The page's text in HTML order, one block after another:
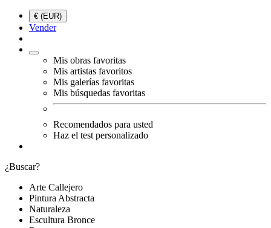
€ (EUR)
Vender
Mis obras favoritas
Mis artistas favoritos
Mis galerías favoritas
Mis búsquedas favoritas
Recomendados para usted
Haz el test personalizado
¿Buscar?
Arte Callejero
Pintura Abstracta
Naturaleza
Escultura Bronce